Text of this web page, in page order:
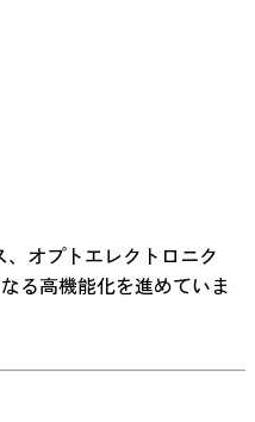
オプトエレクトロニク
る高機能化を進めていま